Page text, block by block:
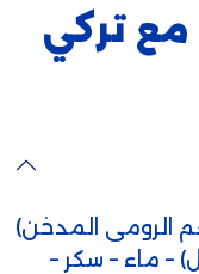
مع تركي
الرومى المدخن)
– ماء – سكر –